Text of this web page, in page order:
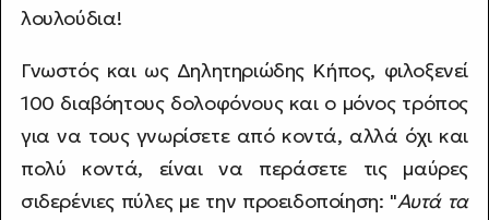
λουλούδια!
Γνωστός και ως Δηλητηριώδης Κήπος, φιλοξενεί
100 διαβόητους δολοφόνους και ο μόνος τρόπος
για να τους γνωρίσετε από κοντά, αλλά όχι και
πολύ κοντά, είναι να περάσετε τις μαύρες
σιδερένιες πύλες με την προειδοποίηση: "Αυτά τα